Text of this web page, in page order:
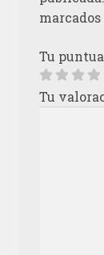
marcados
Tu
Tu